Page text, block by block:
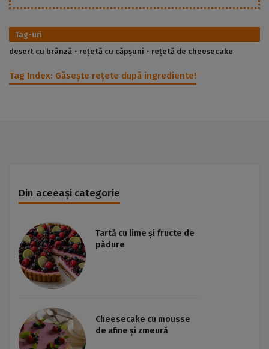
Tag-uri
desert cu brânză
rețetă cu căpșuni rețetă de cheesecake
Tag Index: Găsește rețete după ingrediente!
Din aceeași categorie
Tartă cu lime și fructe de
pădure
Cheesecake cu mousse
de afine și zmeură